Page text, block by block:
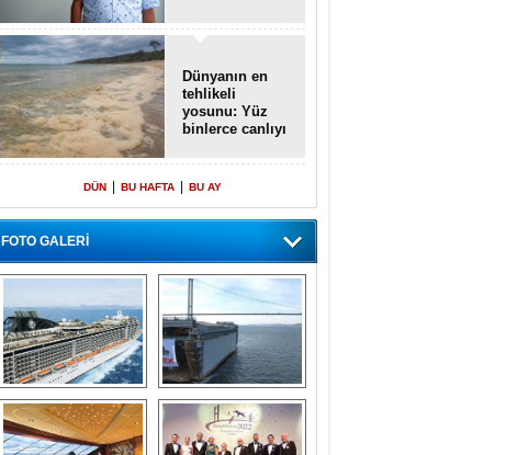
Dünyanın en
tehlikeli
yosunu: Yüz
binlerce canlıyı
DÜN BU HAFTA BU AY
FOTO GALERİ
“Gemi içinde gemi”
konsepti ile MSC
Splendida
Dünyada tek!
Denizaltı yüzer
havuzu intikal
seyrine başladı